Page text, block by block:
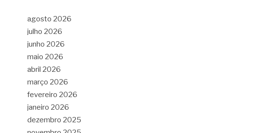
agosto 2026
julho 2026
junho 2026
maio 2026
abril 2026
março 2026
fevereiro 2026
janeiro 2026
dezembro 2025